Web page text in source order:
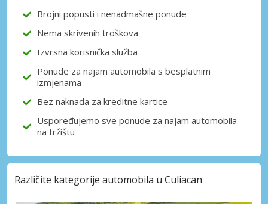
Brojni popusti i nenadmašne ponude
Nema skrivenih troškova
Izvrsna korisnička služba
Ponude za najam automobila s besplatnim
izmjenama
Bez naknada za kreditne kartice
Uspoređujemo sve ponude za najam automobila
na tržištu
Različite kategorije automobila u Culiacan